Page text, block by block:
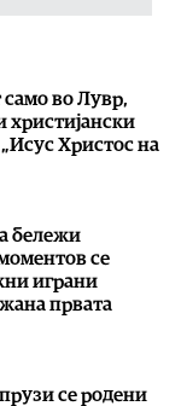
само во Лувр,
христијански
Христос на
бележи
се
играни
првата
се родени